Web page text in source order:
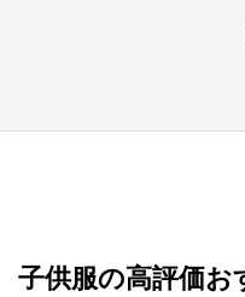
子供服の高評価